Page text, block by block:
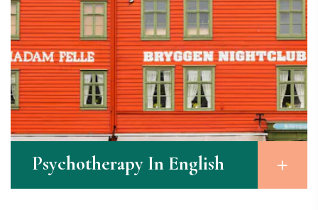
Psychotherapy In English